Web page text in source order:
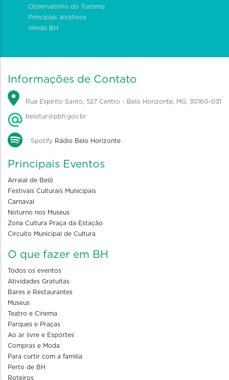
Observatório do Turismo
Principais atrativos
Venda BH
Informações de Contato
Rua Espírito Santo, 527 Centro - Belo Horizonte, MG, 30160-031
belotur@pbh.gov.br
Spotify Rádio Belo Horizonte
Principais Eventos
Arraial de Belô
Festivais Culturais Municipais
Carnaval
Noturno nos Museus
Zona Cultura Praça da Estação
Circuito Municipal de Cultura
O que fazer em BH
Todos os eventos
Atividades Gratuitas
Bares e Restaurantes
Museus
Teatro e Cinema
Parques e Praças
Ao ar livre e Esportes
Compras e Moda
Para curtir com a familia
Perto de BH
Roteiros